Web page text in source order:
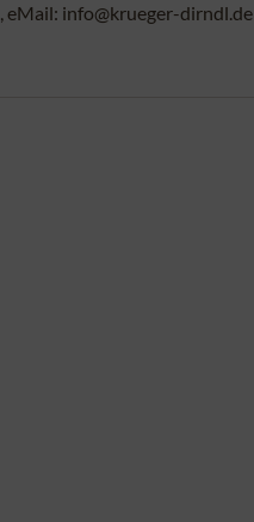
info@krueger-dirndl.de